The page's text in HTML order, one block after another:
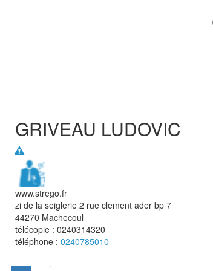
GRIVEAU LUDOVIC
www.strego.fr
zi de la seiglerie 2 rue clement ader bp 7
44270 Machecoul
télécopie : 0240314320
téléphone : 0240785010